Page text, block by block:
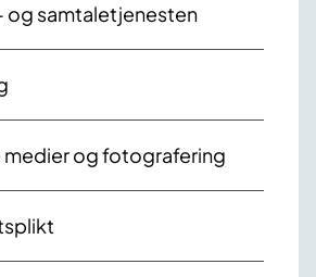
og samtaletjenesten
medier og fotografering